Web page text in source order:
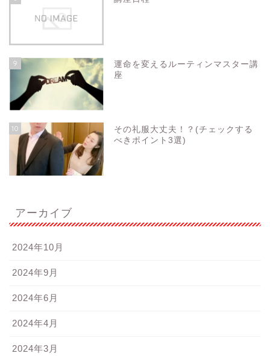
9
運命を変えるルーティンマスター講
座
10
その礼服大丈夫！？(チェックする
べきポイント3選)
アーカイブ
2024年10月
2024年9月
2024年6月
2024年4月
2024年3月